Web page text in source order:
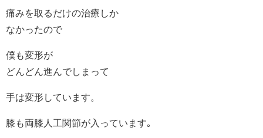
痛みを取るだけの治療しか
なかったので
僕も変形が
どんどん進んでしまって
手は変形しています。
膝も両膝人工関節が入っています｡